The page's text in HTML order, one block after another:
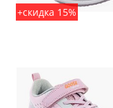
+скидка 15%